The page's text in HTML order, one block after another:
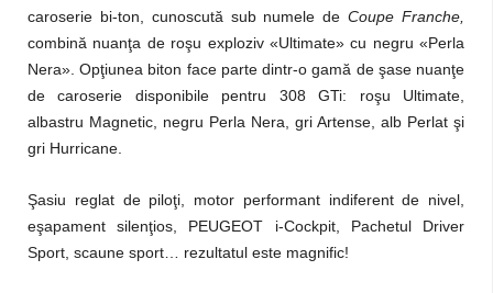
caroserie bi-ton, cunoscută sub numele deCoupe Franche,
combină nuanţa de roşu exploziv «Ultimate» cu negru «Perla
Nera». Opţiunea biton face parte dintr-o gamă de şase nuanţe
de caroserie disponibile pentru 308 GTi: roşu Ultimate,
albastru Magnetic, negru Perla Nera, gri Artense, alb Perlat şi
gri Hurricane.
Şasiu reglat de piloţi, motor performant indiferent de nivel,
eşapament silenţios, PEUGEOT i-Cockpit, Pachetul Driver
Sport, scaune sport… rezultatul este magnific!